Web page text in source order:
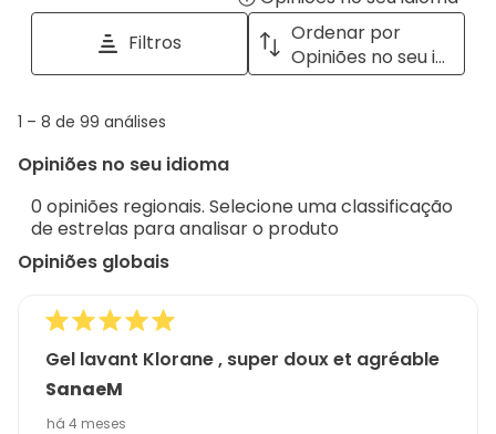
a
with
Filtros
Ordenar por
Opiniões no seu idioma
1
8
99
análises
1 – 8 de 99 análises
Opiniões no seu idioma
0 opiniões regionais. Selecione uma classificação
de estrelas para analisar o produto
Opiniões globais
Gel lavant Klorane , super doux et agréable
SanaeM
há 4 meses